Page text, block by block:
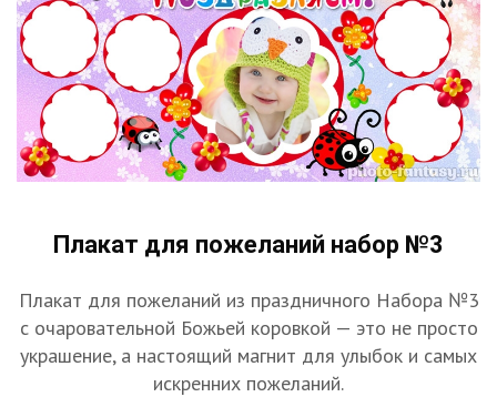
Плакат для пожеланий набор №3
Плакат для пожеланий из праздничного Набора №3
с очаровательной Божьей коровкой — это не просто
украшение, а настоящий магнит для улыбок и самых
искренних пожеланий.